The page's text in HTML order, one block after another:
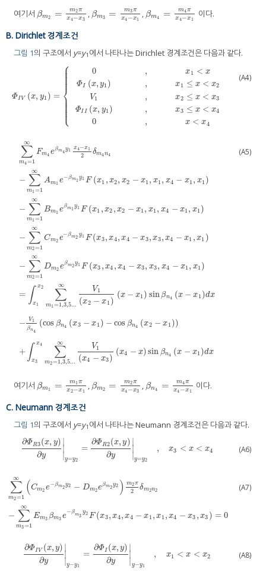
여기서 βm2 = m2π
x4−x3
βm2 =m 2πx4−x3
, βm3 = m3π
x4 −x1
βm3 =m 3πx4−x1
, βm4 = m4π
x4−x1
βm4 =m 4πx4−x 1
이다.
B. Dirichlet 경계조건
그림 1의 구조에서 y=y1 에서 나타나는 Dirichlet 경계조건은 다음과 같다.
ΦI V (x, y1 ) =
⎧
⎩
⎨
⎪
⎪
⎪⎪⎪⎪⎪
⎪
⎪⎪⎪⎪⎪⎪
0
ΦI (x, y1)
V1
ΦI I (x, y1)
0
,
,
,
,
,
x1 < x
x1 ≤ x < x2
x2 ≤ x < x3
x3 ≤ x < x4
x < x4
ΦIVx ,y1=0, x 1<x Φ 1≤ x3 ,x3≤x< x4 0, x<x
(A4)
∑
m4=1
∞
Fm4 eβm4
y1 x4−x1
2 δm4n4
− ∑
m1=1
∞
Am1 e−βm1
y1 F (x1 , x2, x2 − x1, x1, x4 − x1, x1)
− ∑
m1=1
∞
Bm1 eβm1
y1 F (x1 , x2 , x2 − x1, x1, x4 − x1, x1)
− ∑
m2=1
∞
Cm2 e−βm2
y1 F (x3, x4, x4 − x3, x3 , x4 − x1 , x1 )
− ∑
m2=1
∞
Dm2 eβm2
y1 F (x3 , x4 , x4 − x3, x3, x4 − x1, x1)
= ∫ x2
x1
∑
m1 =1,3,5...
∞ V1
(x2 − x1)
(x − x1) sin βn4 (x − x1)dx
− V1
βn4
(cos βn4 (x3 − x1) − cos βn4 (x2 − x1))
+ ∫ x4
x3
∑
m2=1,3,5...
∞ V1
(x4 − x3)
(x4 − x)sin βn4 (x − x1)dx
4=
(A5)
여기서 βm1 = m1 π
x2−x1
βm1 =m 1πx2−x1βm2 = m2π
x4 −x3
βm2 =m 2πx4−x3βn4 = m4π
x4 −x1
βn4 =m 4πx4−x 1
이다.
C. Neumann 경계조건
그림 1의 구조에서 y=y1 에서 나타나는 Neumann 경계조건은 다음과 같다.
∂ΦR3(x, y)
∂y
∣
∣
y=y2
=
∂ΦR2(x, y)
∂y
∣
∣
y=y2
, x3 < x < x4
∂ΦR3(x,y =y 2=∂ΦR2(x,y)∂y x3< x< x4 (A6)
∑
m2=1
∞ (Cm2 e−βm2
y2 − Dm2 eβm2
y2 ) m2π
2 δm2n2
− ∑
m3=1
∞
Em3 βm3 e
−βm3
y2 F (x3, x4, x4 − x1, x1 , x4 − x3 , x3 ) = 0
m
(A7)
∂ΦIV (x, y)
∂y
∣
∣
y−y1
=
∂ΦI (x, y)
∂y
∣
∣
y−y1
, x1 < x < x2
∂ΦIV(x, −y 1=∂ΦI(x,y)∂y , x1< x< x2 (A8)